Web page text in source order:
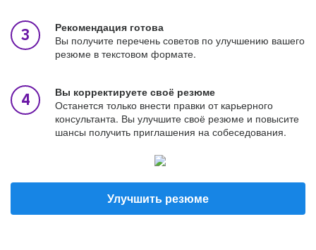
Рекомендация готова
Вы получите перечень советов по улучшению вашего
резюме в текстовом формате.
Вы корректируете своё резюме
Останется только внести правки от карьерного
консультанта. Вы улучшите своё резюме и повысите
шансы получить приглашения на собеседования.
Улучшить резюме